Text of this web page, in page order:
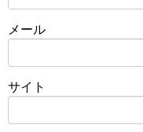
メール
サイト